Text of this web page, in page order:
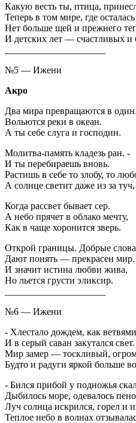
Какую весть ты, птица,
Теперь в том мире, где
Нет больше щей и прежнего
И детских лет — счастливых
№5 — Ижени
Акро
Два мира превращаются в один.
Вольются реки в океан.
А ты себе слуга и господин.
Молитва-память кладезь ран. -
И ты перебираешь вновь.
Растишь в себе то злобу, то
А солнце светит даже из за туч,
Когда рассвет бывает сер.
А небо прячет в облако мечту,
Как в чаще хоронится зверь.
Открой границы. Добрые слова
Дают понять — прекрасен мир.
И значит истина любви жива,
Но льется грусти эликсир.
№6 — Ижени
- Хлестало дождем, как
И в серый саван закутался свет.
Мир замер — тоскливый,
Будто и радуги яркой больше
- Бился прибой у подножья
Дыбилось море, одевалось
Луч солнца искрился, горел и
Теплое небо в волнах